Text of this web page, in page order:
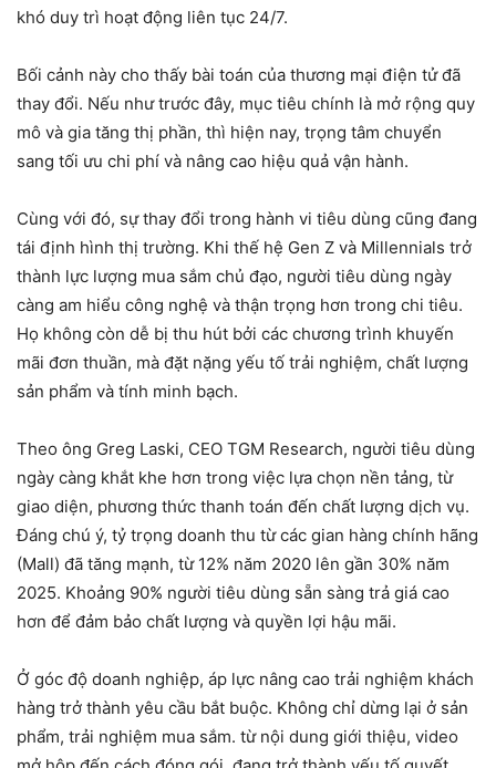
khó duy trì hoạt động liên tục 24/7.
Bối cảnh này cho thấy bài toán của thương mại điện tử đã
thay đổi. Nếu như trước đây, mục tiêu chính là mở rộng quy
mô và gia tăng thị phần, thì hiện nay, trọng tâm chuyển
sang tối ưu chi phí và nâng cao hiệu quả vận hành.
Cùng với đó, sự thay đổi trong hành vi tiêu dùng cũng đang
tái định hình thị trường. Khi thế hệ Gen Z và Millennials trở
thành lực lượng mua sắm chủ đạo, người tiêu dùng ngày
càng am hiểu công nghệ và thận trọng hơn trong chi tiêu.
Họ không còn dễ bị thu hút bởi các chương trình khuyến
mãi đơn thuần, mà đặt nặng yếu tố trải nghiệm, chất lượng
sản phẩm và tính minh bạch.
Theo ông Greg Laski, CEO TGM Research, người tiêu dùng
ngày càng khắt khe hơn trong việc lựa chọn nền tảng, từ
giao diện, phương thức thanh toán đến chất lượng dịch vụ.
Đáng chú ý, tỷ trọng doanh thu từ các gian hàng chính hãng
(Mall) đã tăng mạnh, từ 12% năm 2020 lên gần 30% năm
2025. Khoảng 90% người tiêu dùng sẵn sàng trả giá cao
hơn để đảm bảo chất lượng và quyền lợi hậu mãi.
Ở góc độ doanh nghiệp, áp lực nâng cao trải nghiệm khách
hàng trở thành yêu cầu bắt buộc. Không chỉ dừng lại ở sản
phẩm, trải nghiệm mua sắm. từ nội dung giới thiệu, video